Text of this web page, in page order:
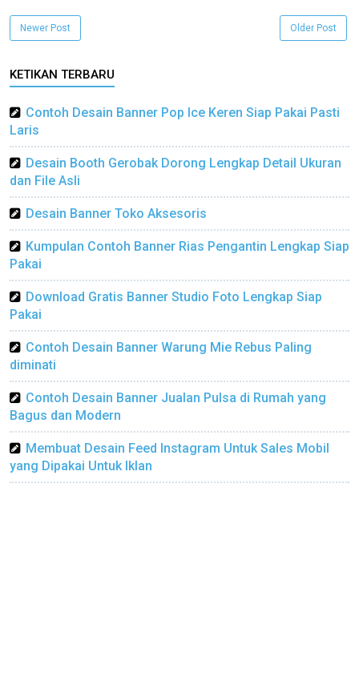
Newer Post Older Post
KETIKAN TERBARU
Contoh Desain Banner Pop Ice Keren Siap Pakai Pasti
Laris
Desain Booth Gerobak Dorong Lengkap Detail Ukuran
dan File Asli
Desain Banner Toko Aksesoris
Kumpulan Contoh Banner Rias Pengantin Lengkap Siap
Pakai
Download Gratis Banner Studio Foto Lengkap Siap
Pakai
Contoh Desain Banner Warung Mie Rebus Paling
diminati
Contoh Desain Banner Jualan Pulsa di Rumah yang
Bagus dan Modern
Membuat Desain Feed Instagram Untuk Sales Mobil
yang Dipakai Untuk Iklan